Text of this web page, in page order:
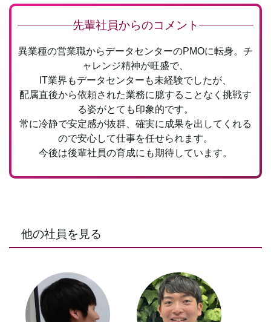
先輩社員からのコメント
異業種の営業職からデータセンターのPMOに転身。 チ
ャレンジ精神が旺盛で、
IT業界もデータセンターも未経験でしたが、
配属直後から依頼された業務に臆することなく 挑戦す
る姿がとても印象的です。
常に冷静で安定感が抜群、確実に成果を出してくれる
ので安心して仕事を任せられます。
今後は後輩社員の育成にも期待しています。
他の社員を見る